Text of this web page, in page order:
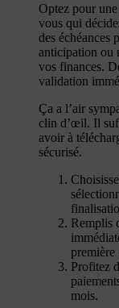
Optez pour
vous qui
des échéances
anticipation ou
vos finances.
validation
Ça a l’air
clin d’œil. Il
avoir à
sécurisé.
Remplis
première
Profitez
mois.